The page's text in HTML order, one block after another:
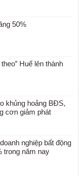
50%
Huế lên thành
khủng hoảng BĐS,
cơn giảm phát
nghiệp bất động
trong năm nay